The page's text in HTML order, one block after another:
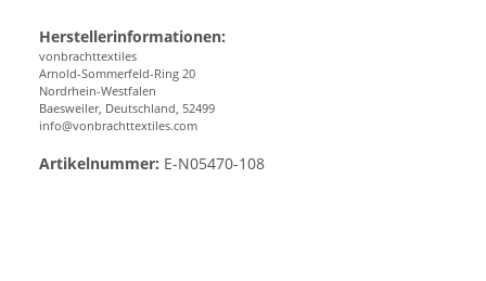
Herstellerinformationen:
vonbrachttextiles
Arnold-Sommerfeld-Ring 20
Nordrhein-Westfalen
Baesweiler, Deutschland, 52499
info@vonbrachttextiles.com
Artikelnummer: E-N05470-108